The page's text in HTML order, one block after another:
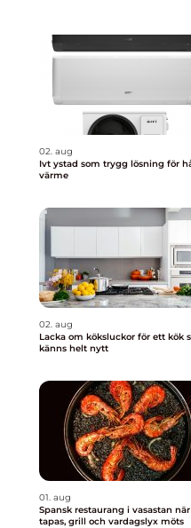
02. aug
Ivt ystad som trygg lösning för
värme
02. aug
Lacka om köksluckor för ett kök
känns helt nytt
01. aug
Spansk restaurang i vasastan när
tapas, grill och vardagslyx möts